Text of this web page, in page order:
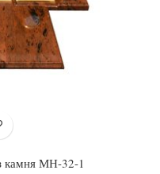
камня МН-32-1